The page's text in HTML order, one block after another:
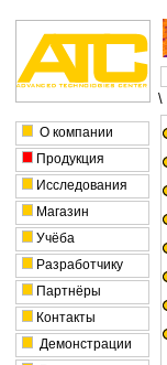
\
О компании
Продукция
Исследования
Магазин
Учёба
Разработчику
Партнёры
Контакты
Демонстрации